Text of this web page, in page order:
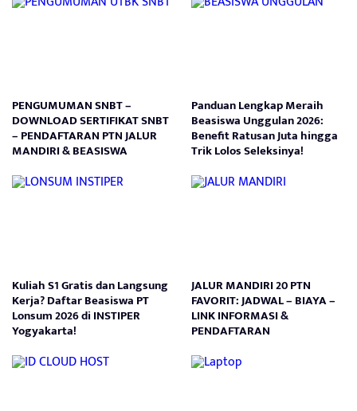
PENGUMUMAN SNBT –
DOWNLOAD SERTIFIKAT SNBT
– PENDAFTARAN PTN JALUR
MANDIRI & BEASISWA
Panduan Lengkap Meraih
Beasiswa Unggulan 2026:
Benefit Ratusan Juta hingga
Trik Lolos Seleksinya!
Kuliah S1 Gratis dan Langsung
Kerja? Daftar Beasiswa PT
Lonsum 2026 di INSTIPER
Yogyakarta!
JALUR MANDIRI 20 PTN
FAVORIT: JADWAL – BIAYA –
LINK INFORMASI &
PENDAFTARAN